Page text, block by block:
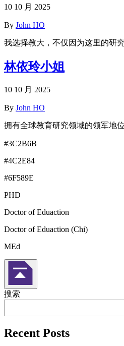
10 10 月 2025
By John HO
我选择教大，不仅因为这里的研
林依玲小姐
10 10 月 2025
By John HO
拥有全球教育研究领域的领军地
#3C2B6B
#4C2E84
#6F589E
PHD
Doctor of Eduaction
Doctor of Eduaction (Chi)
MEd
返回頁首
搜索
Recent Posts